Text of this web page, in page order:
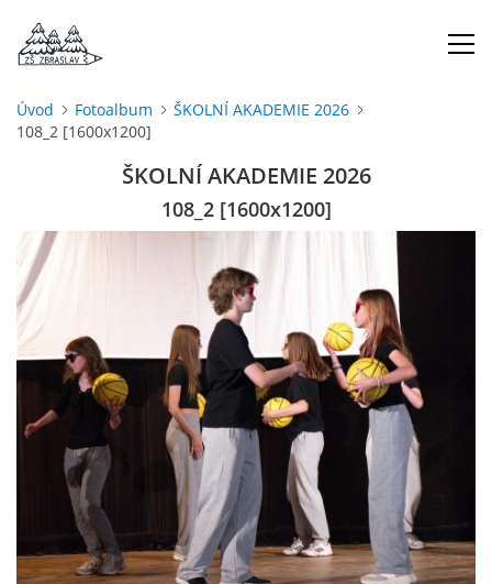
ÚVOD
ŠKOLNÍ ROK
DOKUMENTY
ŠKOLSKÁ RADA
PROJEKTY
ENVIRONMENTÁLNÍ VÝCHOVA
Úvod Fotoalbum
ŠKOLNÍ AKADEMIE 2026
108_2 [1600x1200]
ŠKOLNÍ AKADEMIE 2026
108_2 [1600x1200]